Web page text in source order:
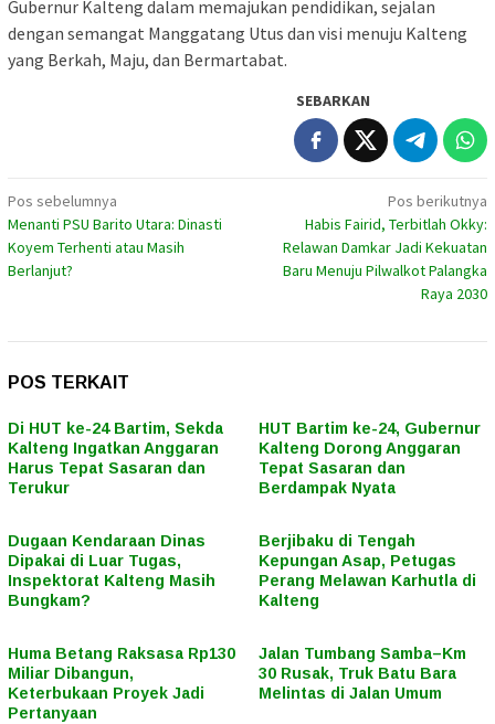
Gubernur Kalteng dalam memajukan pendidikan, sejalan
dengan semangat Manggatang Utus dan visi menuju Kalteng
yang Berkah, Maju, dan Bermartabat.
SEBARKAN
Navigasi
pos
Pos sebelumnya
Menanti PSU Barito Utara: Dinasti
Koyem Terhenti atau Masih
Berlanjut?
Pos berikutnya
Habis Fairid, Terbitlah Okky:
Relawan Damkar Jadi Kekuatan
Baru Menuju Pilwalkot Palangka
Raya 2030
POS TERKAIT
Di HUT ke-24 Bartim, Sekda
Kalteng Ingatkan Anggaran
Harus Tepat Sasaran dan
Terukur
HUT Bartim ke-24, Gubernur
Kalteng Dorong Anggaran
Tepat Sasaran dan
Berdampak Nyata
Dugaan Kendaraan Dinas
Dipakai di Luar Tugas,
Inspektorat Kalteng Masih
Bungkam?
Berjibaku di Tengah
Kepungan Asap, Petugas
Perang Melawan Karhutla di
Kalteng
Huma Betang Raksasa Rp130
Miliar Dibangun,
Keterbukaan Proyek Jadi
Pertanyaan
Jalan Tumbang Samba–Km
30 Rusak, Truk Batu Bara
Melintas di Jalan Umum